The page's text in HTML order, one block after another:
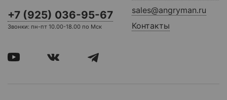
+7 (925) 036-95-67
Звонки: пн-пт 10.00-18.00 по Мск
sales@angryman.ru
Контакты